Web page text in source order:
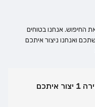
החיפוש. אנחנו בטוחים
ואנחנו ניצור איתכם
השאירו את הפרטים ונציג מטעם זירה 1 יצור איתכם